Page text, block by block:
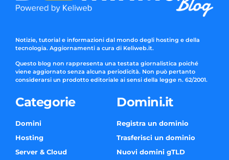
Notizie, tutorial e informazioni dal mondo degli hosting e della
tecnologia. Aggiornamenti a cura di Keliweb.it.
Questo blog non rappresenta una testata giornalistica poiché
viene aggiornato senza alcuna periodicità. Non può pertanto
considerarsi un prodotto editoriale ai sensi della legge n. 62/2001.
Categorie
Domini
Hosting
Server & Cloud
Domini.it
Registra un dominio
Trasferisci un dominio
Nuovi domini gTLD